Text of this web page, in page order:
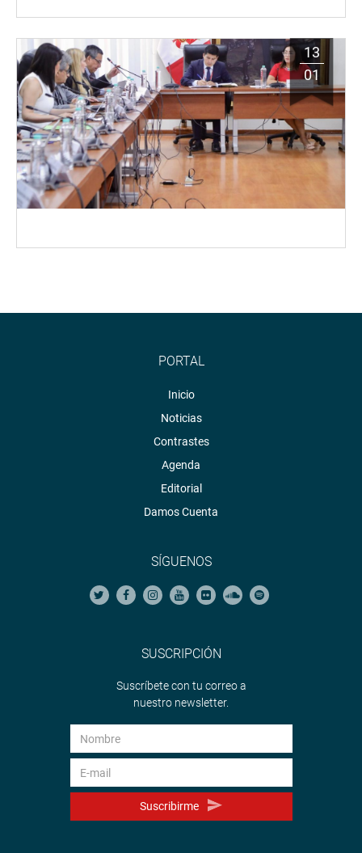
13
01
PORTAL
Inicio
Noticias
Contrastes
Agenda
Editorial
Damos Cuenta
SÍGUENOS
SUSCRIPCIÓN
Suscríbete con tu correo a
nuestro newsletter.
Suscribirme